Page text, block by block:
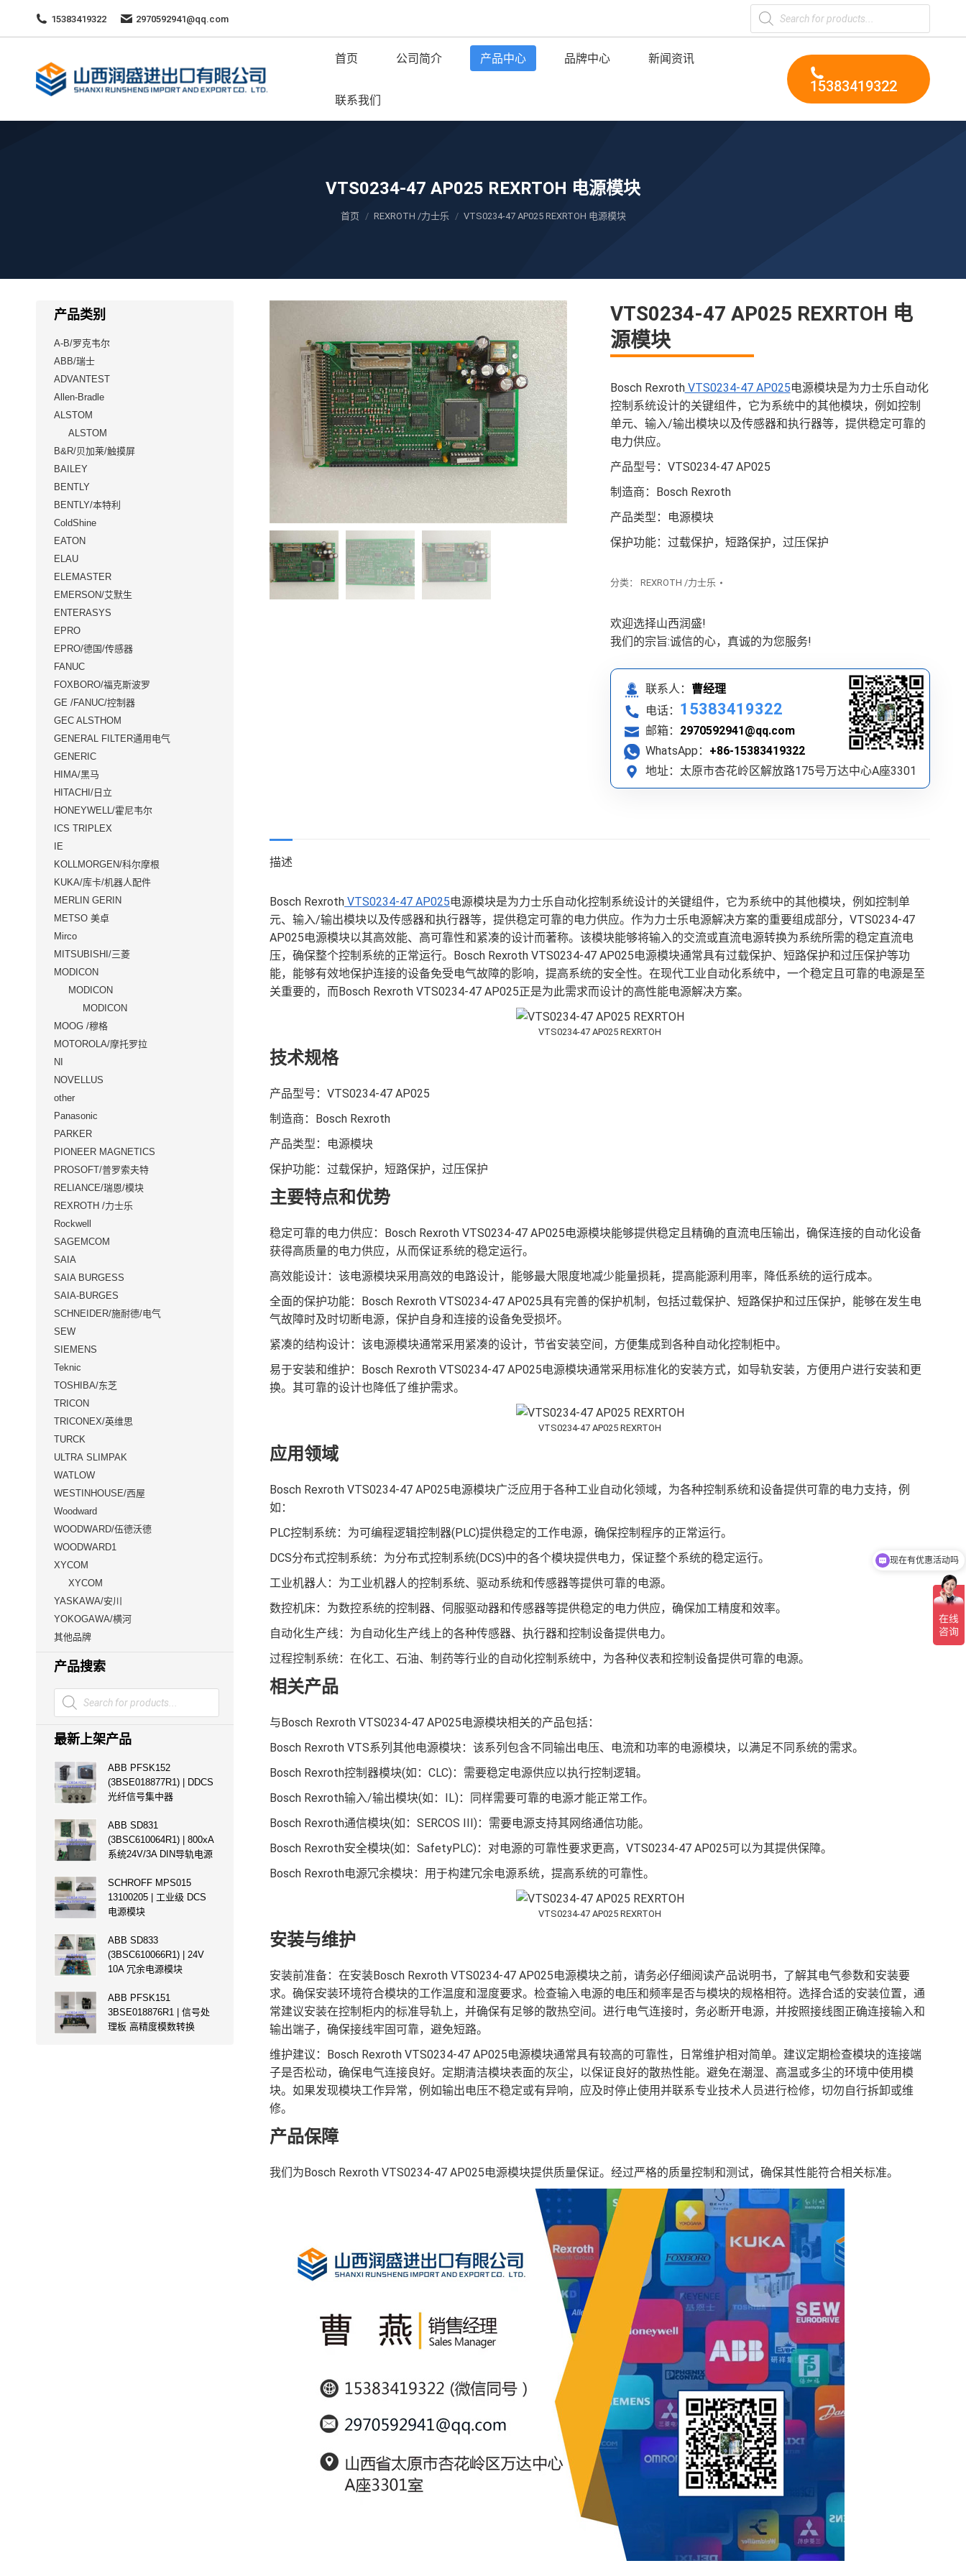
15383419322 2970592941@qq.com
Products
search
首页 公司简介 产品中心 品牌中心 新闻资讯
联系我们
15383419322
VTS0234-47 AP025 REXRTOH 电源模块
您在这里：
首页 REXROTH /力士乐 VTS0234-47 AP025 REXRTOH 电源模块
VTS0234-47 AP025 REXRTOH 电
源模块
Bosch RexrothVTS0234-47 AP025电源模块是为力士乐自动化
控制系统设计的关键组件，它为系统中的其他模块，例如控制
单元、输入/输出模块以及传感器和执行器等，提供稳定可靠的
电力供应。
产品型号：VTS0234-47 AP025
制造商：Bosch Rexroth
产品类型：电源模块
保护功能：过载保护，短路保护，过压保护
分类： REXROTH /力士乐
欢迎选择山西润盛!
我们的宗旨:诚信的心，真诚的为您服务!
联系人： 曹经理
电话： 15383419322
邮箱： 2970592941@qq.com
WhatsApp： +86-15383419322
地址：太原市杏花岭区解放路175号万达中心A座3301
描述
Bosch Rexroth VTS0234-47 AP025电源模块是为力士乐自动化控制系统设计的关键组件，它为系统中的其他模块，例如控制单
元、输入/输出模块以及传感器和执行器等，提供稳定可靠的电力供应。作为力士乐电源解决方案的重要组成部分，VTS0234-47
AP025电源模块以其高效能、高可靠性和紧凑的设计而著称。该模块能够将输入的交流或直流电源转换为系统所需的稳定直流电
压，确保整个控制系统的正常运行。Bosch Rexroth VTS0234-47 AP025电源模块通常具有过载保护、短路保护和过压保护等功
能，能够有效地保护连接的设备免受电气故障的影响，提高系统的安全性。在现代工业自动化系统中，一个稳定且可靠的电源是至
关重要的，而Bosch Rexroth VTS0234-47 AP025正是为此需求而设计的高性能电源解决方案。
VTS0234-47 AP025 REXRTOH
技术规格
产品型号：VTS0234-47 AP025
制造商：Bosch Rexroth
产品类型：电源模块
保护功能：过载保护，短路保护，过压保护
主要特点和优势
稳定可靠的电力供应：Bosch Rexroth VTS0234-47 AP025电源模块能够提供稳定且精确的直流电压输出，确保连接的自动化设备
获得高质量的电力供应，从而保证系统的稳定运行。
高效能设计：该电源模块采用高效的电路设计，能够最大限度地减少能量损耗，提高能源利用率，降低系统的运行成本。
全面的保护功能：Bosch Rexroth VTS0234-47 AP025具有完善的保护机制，包括过载保护、短路保护和过压保护，能够在发生电
气故障时及时切断电源，保护自身和连接的设备免受损坏。
紧凑的结构设计：该电源模块通常采用紧凑的设计，节省安装空间，方便集成到各种自动化控制柜中。
易于安装和维护：Bosch Rexroth VTS0234-47 AP025电源模块通常采用标准化的安装方式，如导轨安装，方便用户进行安装和更
换。其可靠的设计也降低了维护需求。
VTS0234-47 AP025 REXRTOH
应用领域
Bosch Rexroth VTS0234-47 AP025电源模块广泛应用于各种工业自动化领域，为各种控制系统和设备提供可靠的电力支持，例
如：
PLC控制系统：为可编程逻辑控制器(PLC)提供稳定的工作电源，确保控制程序的正常运行。
DCS分布式控制系统：为分布式控制系统(DCS)中的各个模块提供电力，保证整个系统的稳定运行。
工业机器人：为工业机器人的控制系统、驱动系统和传感器等提供可靠的电源。
数控机床：为数控系统的控制器、伺服驱动器和传感器等提供稳定的电力供应，确保加工精度和效率。
自动化生产线：为自动化生产线上的各种传感器、执行器和控制设备提供电力。
过程控制系统：在化工、石油、制药等行业的自动化控制系统中，为各种仪表和控制设备提供可靠的电源。
相关产品
与Bosch Rexroth VTS0234-47 AP025电源模块相关的产品包括：
Bosch Rexroth VTS系列其他电源模块：该系列包含不同输出电压、电流和功率的电源模块，以满足不同系统的需求。
Bosch Rexroth控制器模块(如：CLC)：需要稳定电源供应以执行控制逻辑。
Bosch Rexroth输入/输出模块(如：IL)：同样需要可靠的电源才能正常工作。
Bosch Rexroth通信模块(如：SERCOS III)：需要电源支持其网络通信功能。
Bosch Rexroth安全模块(如：SafetyPLC)：对电源的可靠性要求更高，VTS0234-47 AP025可以为其提供保障。
Bosch Rexroth电源冗余模块：用于构建冗余电源系统，提高系统的可靠性。
VTS0234-47 AP025 REXRTOH
安装与维护
安装前准备：在安装Bosch Rexroth VTS0234-47 AP025电源模块之前，请务必仔细阅读产品说明书，了解其电气参数和安装要
求。确保安装环境符合模块的工作温度和湿度要求。检查输入电源的电压和频率是否与模块的规格相符。选择合适的安装位置，通
常建议安装在控制柜内的标准导轨上，并确保有足够的散热空间。进行电气连接时，务必断开电源，并按照接线图正确连接输入和
输出端子，确保接线牢固可靠，避免短路。
维护建议：Bosch Rexroth VTS0234-47 AP025电源模块通常具有较高的可靠性，日常维护相对简单。建议定期检查模块的连接端
子是否松动，确保电气连接良好。定期清洁模块表面的灰尘，以保证良好的散热性能。避免在潮湿、高温或多尘的环境中使用模
块。如果发现模块工作异常，例如输出电压不稳定或有异响，应及时停止使用并联系专业技术人员进行检修，切勿自行拆卸或维
修。
产品保障
我们为Bosch Rexroth VTS0234-47 AP025电源模块提供质量保证。经过严格的质量控制和测试，确保其性能符合相关标准。
产品类别
A-B/罗克韦尔
ABB/瑞士
ADVANTEST
Allen-Bradle
ALSTOM
ALSTOM
B&R/贝加莱/触摸屏
BAILEY
BENTLY
BENTLY/本特利
ColdShine
EATON
ELAU
ELEMASTER
EMERSON/艾默生
ENTERASYS
EPRO
EPRO/德国/传感器
FANUC
FOXBORO/福克斯波罗
GE /FANUC/控制器
GEC ALSTHOM
GENERAL FILTER通用电气
GENERIC
HIMA/黑马
HITACHI/日立
HONEYWELL/霍尼韦尔
ICS TRIPLEX
IE
KOLLMORGEN/科尔摩根
KUKA/库卡/机器人配件
MERLIN GERIN
METSO 美卓
Mirco
MITSUBISHI/三菱
MODICON
MODICON
MODICON
MOOG /穆格
MOTOROLA/摩托罗拉
NI
NOVELLUS
other
Panasonic
PARKER
PIONEER MAGNETICS
PROSOFT/普罗索夫特
RELIANCE/瑞恩/模块
REXROTH /力士乐
Rockwell
SAGEMCOM
SAIA
SAIA BURGESS
SAIA-BURGES
SCHNEIDER/施耐德/电气
SEW
SIEMENS
Teknic
TOSHIBA/东芝
TRICON
TRICONEX/英维思
TURCK
ULTRA SLIMPAK
WATLOW
WESTINHOUSE/西屋
Woodward
WOODWARD/伍德沃德
WOODWARD1
XYCOM
XYCOM
YASKAWA/安川
YOKOGAWA/横河
其他品牌
产品搜索
Products
search
最新上架产品
ABB PFSK152
(3BSE018877R1) | DDCS
光纤信号集中器
ABB SD831
(3BSC610064R1) | 800xA
系统24V/3A DIN导轨电源
SCHROFF MPS015
13100205 | 工业级 DCS
电源模块
ABB SD833
(3BSC610066R1) | 24V
10A 冗余电源模块
ABB PFSK151
3BSE018876R1 | 信号处
理板 高精度模数转换
现在有优惠活动吗